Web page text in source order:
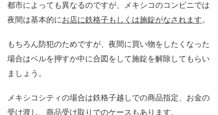
都市によっても異なるのですが、メキシコのコンビニでは
夜間は基本的にお店に鉄格子もしくは施錠がなされます。
もちろん防犯のためですが、夜間に買い物をしたくなった
場合はベルを押すか中に合図をして施錠を解除してもらい
ましょう。
メキシコシティの場合は鉄格子越しでの商品指定、お金の
受け渡し、商品受け取りでのケースもあります。